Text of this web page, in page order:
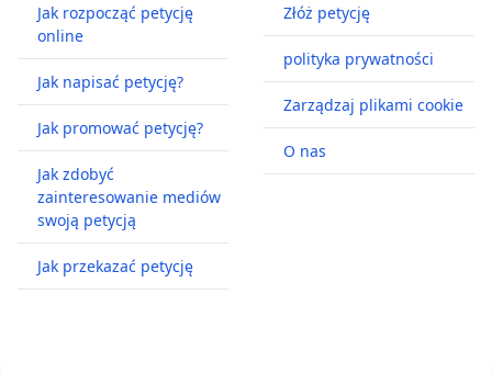
Jak rozpocząć petycję
online
Jak napisać petycję?
Jak promować petycję?
Jak zdobyć
zainteresowanie mediów
swoją petycją
Jak przekazać petycję
Złóż petycję
polityka prywatności
Zarządzaj plikami cookie
O nas